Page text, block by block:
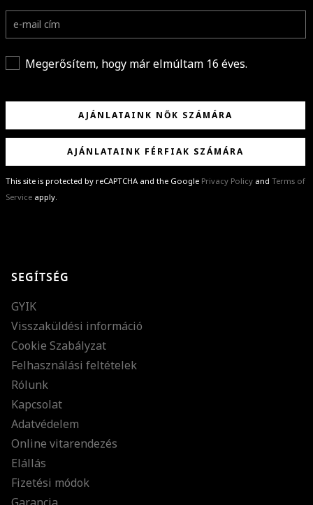
Megerősítem, hogy már elmúltam 16 éves.
AJÁNLATAINK NŐK SZÁMÁRA
AJÁNLATAINK FÉRFIAK SZÁMÁRA
This site is protected by reCAPTCHA and the Google Privacy Policy and Terms of
Service apply.
különleges ajánlatainkat és stílustippjeinket!
SEGÍTSÉG
GYIK
Visszaküldési információ
Cookie Szabályzat
Felhasználási feltételek
Rólunk
Kapcsolat
Adatvédelem
Online vitarendezés
Elállás
Fizetési módok